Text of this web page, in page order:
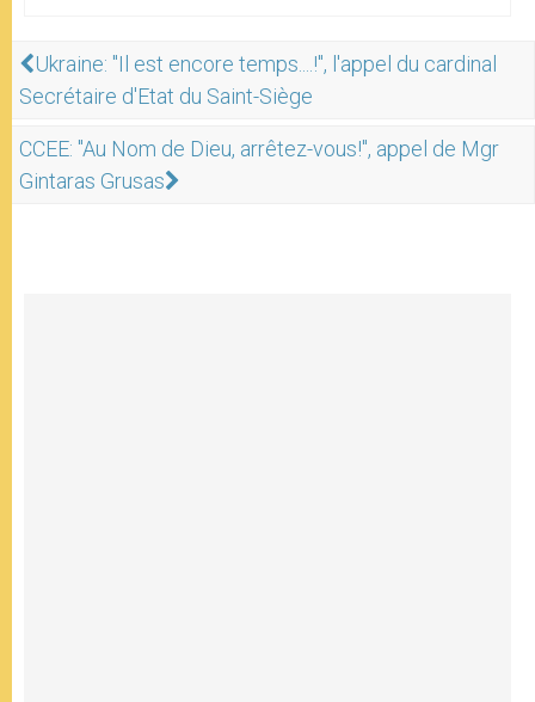
Ukraine: "Il est encore temps....!", l'appel du cardinal
Secrétaire d'Etat du Saint-Siège
CCEE: "Au Nom de Dieu, arrêtez-vous!", appel de Mgr
Gintaras Grusas